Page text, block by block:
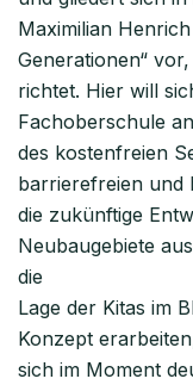
Maximilian
Generationen“
richtet. Hier will
Fachoberschule
des kostenfreien
barrierefreien und
die zukünftige
Neubaugebiete
die
Lage der Kitas im
Konzept
sich im Moment